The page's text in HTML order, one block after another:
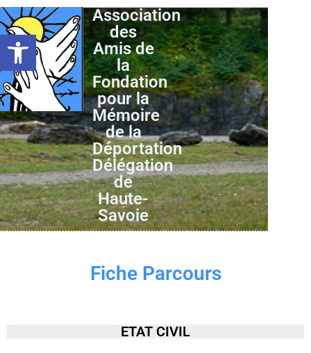
Ouvrir la barre d’outils
Association
des
Amis de
la
Fondation
pour la
Mémoire
de la
Déportation
Délégation
de
Haute-
Savoie
Fiche Parcours
ETAT CIVIL